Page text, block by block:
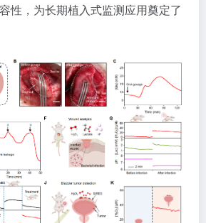
性，为长期植入式监测应用奠定了